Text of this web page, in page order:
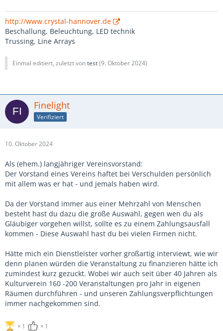
http://www.crystal-hannover.de
Beschallung, Beleuchtung, LED technik
Trussing, Line Arrays
Einmal editiert, zuletzt vontest(9. Oktober 2024)
Finelight
Verifiziert
10. Oktober 2024
Als (ehem.) langjähriger Vereinsvorstand:
Der Vorstand eines Vereins haftet bei Verschulden persönlich
mit allem was er hat - und jemals haben wird.
Da der Vorstand immer aus einer Mehrzahl von Menschen
besteht hast du dazu die große Auswahl, gegen wen du als
Gläubiger vorgehen willst, sollte es zu einem Zahlungsausfall
kommen - Diese Auswahl hast du bei vielen Firmen nicht.
Hätte mich ein Dienstleister vorher großartig interviewt, wie wir
denn planen würden die Veranstaltung zu finanzieren hätte ich
zumindest kurz gezuckt. Wobei wir auch seit über 40 Jahren als
Kulturverein 160 -200 Veranstaltungen pro Jahr in eigenen
Räumen durchführen - und unseren Zahlungsverpflichtungen
immer nachgekommen sind.
1 1